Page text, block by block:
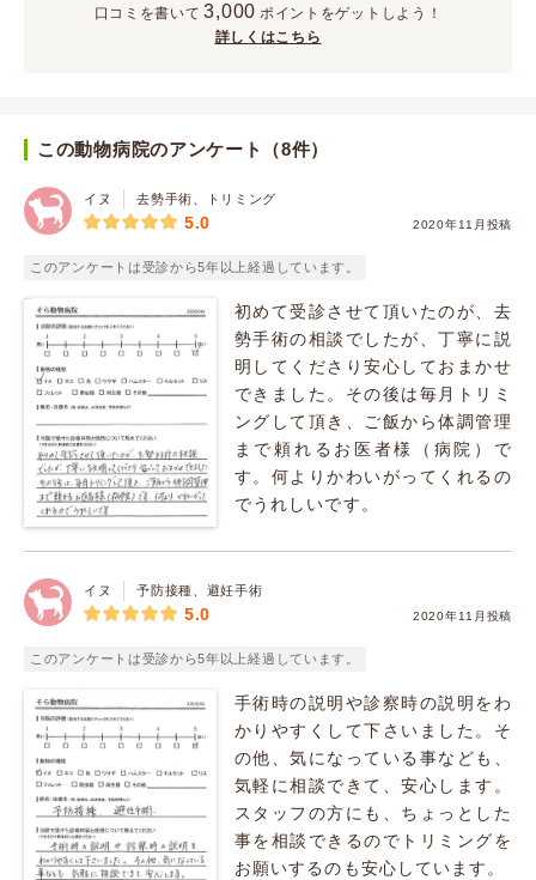
口コミを書いて 3,000 ポイント をゲットしよう！
詳しくはこちら
この動物病院のアンケート（8件）
イヌ 去勢手術、トリミング
2020年11月投稿
5.0
このアンケートは受診から5年以上経過しています。
初めて受診させて頂いたのが、去
勢手術の相談でしたが、丁寧に説
明してくださり安心しておまかせ
できました。その後は毎月トリミ
ングして頂き、ご飯から体調管理
まで頼れるお医者様（病院）で
す。何よりかわいがってくれるの
でうれしいです。
イヌ 予防接種、避妊手術
2020年11月投稿
5.0
このアンケートは受診から5年以上経過しています。
手術時の説明や診察時の説明をわ
かりやすくして下さいました。そ
の他、気になっている事なども、
気軽に相談できて、安心します。
スタッフの方にも、ちょっとした
事を相談できるのでトリミングを
お願いするのも安心しています。